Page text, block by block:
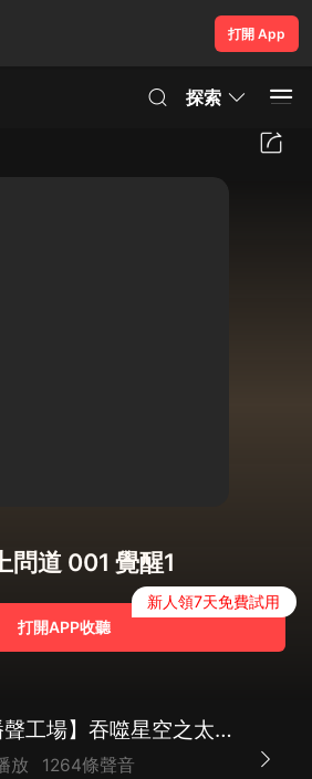
打開 App
探索
問道 001 覺醒1
打開APP收聽
新人領7天免費試用
【喜播聲工場】吞噬星空之太上問道|我吃西紅柿續作|玄幻|科幻
放 1264條聲音